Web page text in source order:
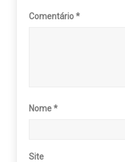
Comentário*
Nome*
Site